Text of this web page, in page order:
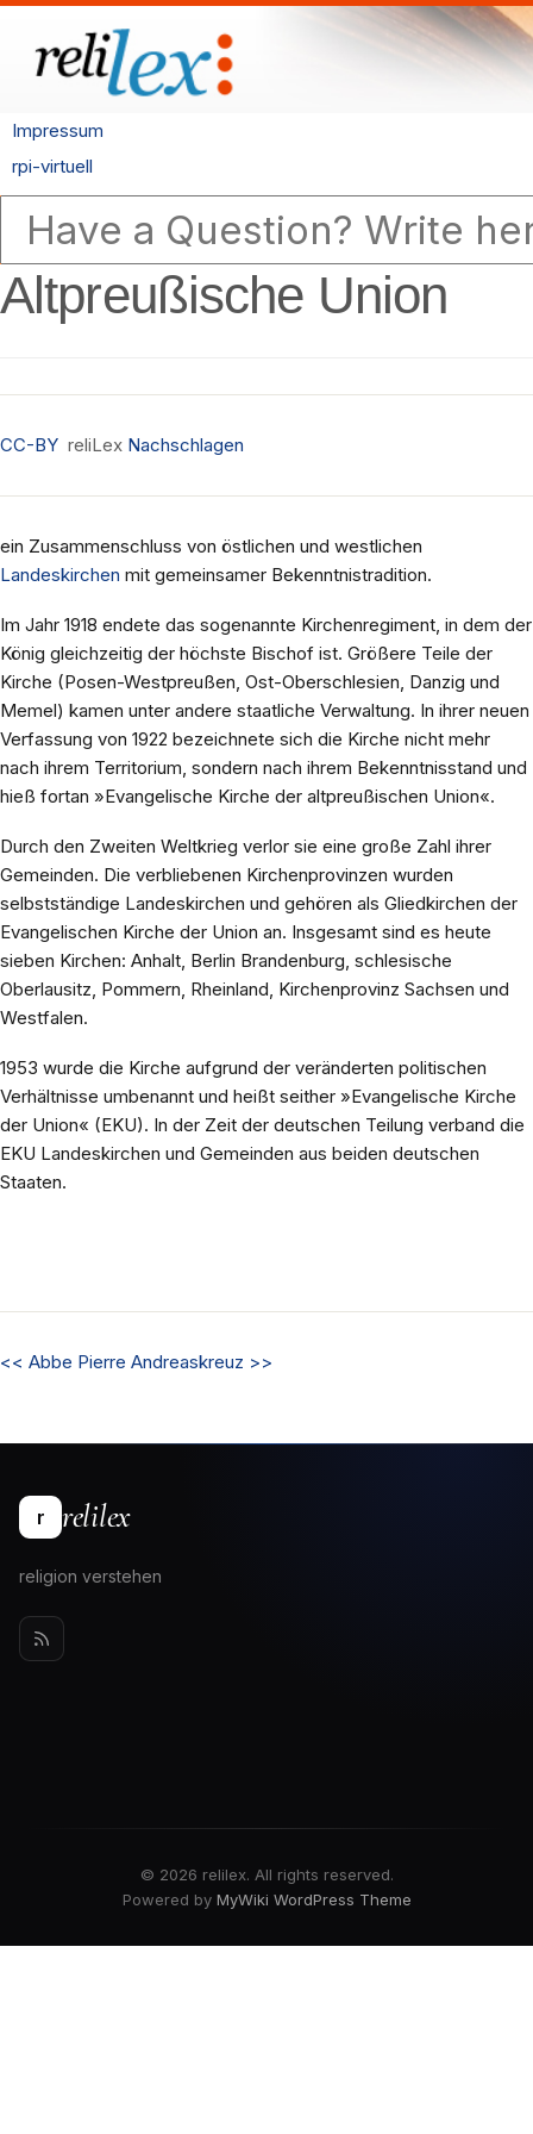
Impressum
rpi-virtuell
Altpreußische Union
CC-BY reliLex Nachschlagen
ein Zusammenschluss von östlichen und westlichen
Landeskirchen mit gemeinsamer Bekenntnistradition.
Im Jahr 1918 endete das sogenannte Kirchenregiment, in dem der
König gleichzeitig der höchste Bischof ist. Größere Teile der
Kirche (Posen-Westpreußen, Ost-Oberschlesien, Danzig und
Memel) kamen unter andere staatliche Verwaltung. In ihrer neuen
Verfassung von 1922 bezeichnete sich die Kirche nicht mehr
nach ihrem Territorium, sondern nach ihrem Bekenntnisstand und
hieß fortan »Evangelische Kirche der altpreußischen Union«.
Durch den Zweiten Weltkrieg verlor sie eine große Zahl ihrer
Gemeinden. Die verbliebenen Kirchenprovinzen wurden
selbstständige Landeskirchen und gehören als Gliedkirchen der
Evangelischen Kirche der Union an. Insgesamt sind es heute
sieben Kirchen: Anhalt, Berlin Brandenburg, schlesische
Oberlausitz, Pommern, Rheinland, Kirchenprovinz Sachsen und
Westfalen.
1953 wurde die Kirche aufgrund der veränderten politischen
Verhältnisse umbenannt und heißt seither »Evangelische Kirche
der Union« (EKU). In der Zeit der deutschen Teilung verband die
EKU Landeskirchen und Gemeinden aus beiden deutschen
Staaten.
<< Abbe Pierre Andreaskreuz >>
r relilex
religion verstehen
© 2026 relilex. All rights reserved.
Powered by MyWiki WordPress Theme